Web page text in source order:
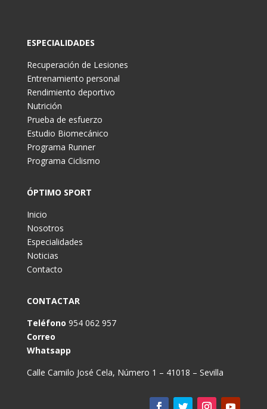
ESPECIALIDADES
Recuperación de Lesiones
Entrenamiento personal
Rendimiento deportivo
Nutrición
Prueba de esfuerzo
Estudio Biomecánico
Programa Runner
Programa Ciclismo
ÓPTIMO SPORT
Inicio
Nosotros
Especialidades
Noticias
Contacto
CONTACTAR
Teléfono 954 062 957
Correo
Whatsapp
Calle Camilo José Cela, Número 1 – 41018 – Sevilla